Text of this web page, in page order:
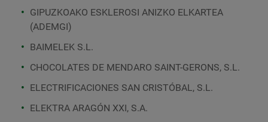
GIPUZKOAKO ESKLEROSI ANIZKO ELKARTEA
(ADEMGI)
BAIMELEK S.L.
CHOCOLATES DE MENDARO SAINT-GERONS, S.L.
ELECTRIFICACIONES SAN CRISTÓBAL, S.L.
ELEKTRA ARAGÓN XXI, S.A.